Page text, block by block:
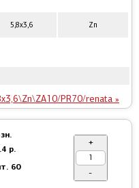
5,8x3,6 Zn
PR70/renata »
р.
60
+
-